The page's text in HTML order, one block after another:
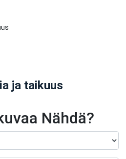
ja taikuus
Nähdä?